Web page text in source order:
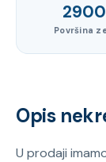
Površina
Opis
U prodaji